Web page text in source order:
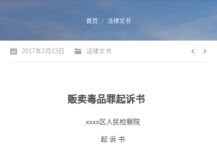
首页 法律文书
2017年2月13日 法律文书
贩卖毒品罪起诉书
xxxx区人民检察院
起 诉 书